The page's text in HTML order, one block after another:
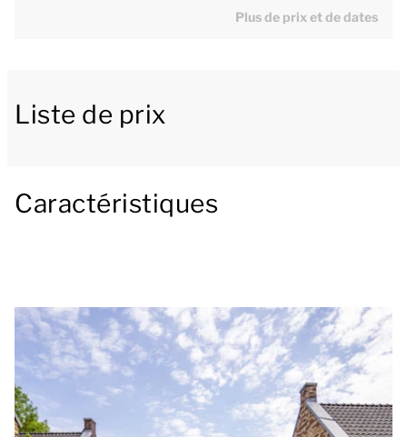
avec télévision. Il y a également un coin repas avec
vaisselle, une bouilloire électrique, une plaque de
Il y a au total 3 chambres pour 2 personnes équipées
chacune de 2 lits simples. L’une des chambres se
séparé. Le logement est également doté d'une
grande terrasse meublée avec vue sur le jardin.
Une place de parking est à votre disposition
directement à côté du logement. Vous bénéficiez du
Plus de prix et de dates
Liste de prix
Caractéristiques